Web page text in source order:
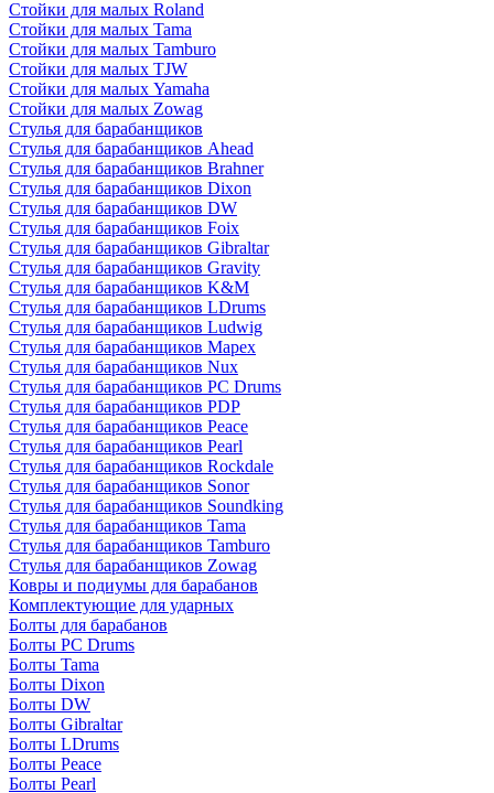
Стойки для малых Roland
Стойки для малых Tama
Стойки для малых Tamburo
Стойки для малых TJW
Стойки для малых Yamaha
Стойки для малых Zowag
Стулья для барабанщиков
Стулья для барабанщиков Ahead
Стулья для барабанщиков Brahner
Стулья для барабанщиков Dixon
Стулья для барабанщиков DW
Стулья для барабанщиков Foix
Стулья для барабанщиков Gibraltar
Стулья для барабанщиков Gravity
Стулья для барабанщиков K&M
Стулья для барабанщиков LDrums
Стулья для барабанщиков Ludwig
Стулья для барабанщиков Mapex
Стулья для барабанщиков Nux
Стулья для барабанщиков PC Drums
Стулья для барабанщиков PDP
Стулья для барабанщиков Peace
Стулья для барабанщиков Pearl
Стулья для барабанщиков Rockdale
Стулья для барабанщиков Sonor
Стулья для барабанщиков Soundking
Стулья для барабанщиков Tama
Стулья для барабанщиков Tamburo
Стулья для барабанщиков Zowag
Ковры и подиумы для барабанов
Комплектующие для ударных
Болты для барабанов
Болты PC Drums
Болты Tama
Болты Dixon
Болты DW
Болты Gibraltar
Болты LDrums
Болты Peace
Болты Pearl